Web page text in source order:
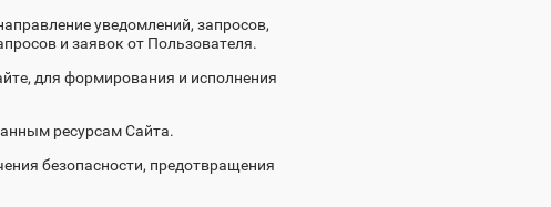
уведомлений, запросов,
и заявок от Пользователя.
для формирования и исполнения
ресурсам Сайта.
безопасности, предотвращения